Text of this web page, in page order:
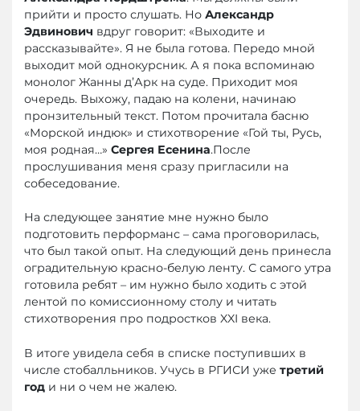
прийти и просто слушать. Но Александр
Эдвинович вдруг говорит: «Выходите и
рассказывайте». Я не была готова. Передо мной
выходит мой однокурсник. А я пока вспоминаю
монолог Жанны д’Арк на суде. Приходит моя
очередь. Выхожу, падаю на колени, начинаю
пронзительный текст. Потом прочитала басню
«Морской индюк» и стихотворение «Гой ты, Русь,
моя родная…» Сергея Есенина.После
прослушивания меня сразу пригласили на
собеседование.
На следующее занятие мне нужно было
подготовить перформанс – сама проговорилась,
что был такой опыт. На следующий день принесла
оградительную красно-белую ленту. С самого утра
готовила ребят – им нужно было ходить с этой
лентой по комиссионному столу и читать
стихотворения про подростков XXI века.
В итоге увидела себя в списке поступивших в
числе стобалльников. Учусь в РГИСИ уже третий
год и ни о чем не жалею.